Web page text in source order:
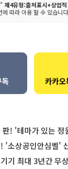
제4유형:출처표시+상업
에 따라 이용 할 수 있습니
판! '테마가 있는
'소상공인안심벨'
최대 3년간 무상 대